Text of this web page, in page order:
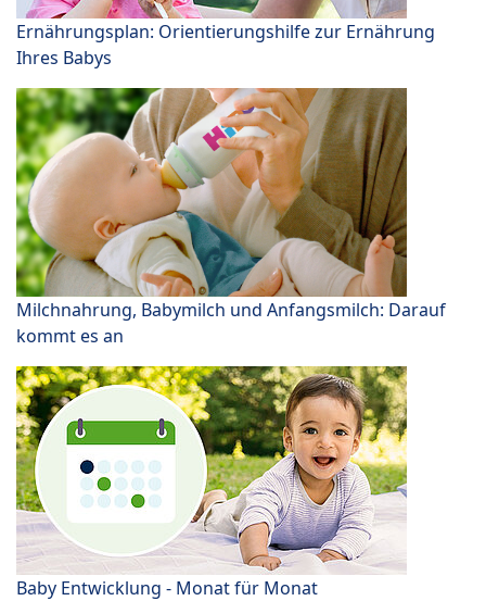
Ernährungsplan: Orientierungshilfe zur Ernährung
Ihres Babys
Milchnahrung, Babymilch und Anfangsmilch: Darauf
kommt es an
Baby Entwicklung - Monat für Monat